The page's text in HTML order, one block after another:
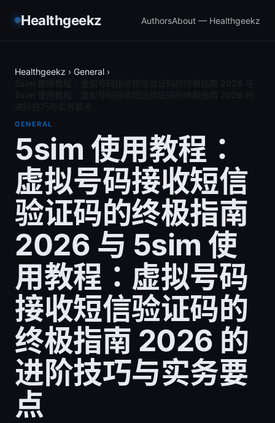
Healthgeekz AuthorsAbout — Healthgeekz
Healthgeekz › General ›
GENERAL
5sim 使用教程：
虚拟号码接收短信
验证码的终极指南
2026 与 5sim 使
用教程：虚拟号码
接收短信验证码的
终极指南 2026 的
进阶技巧与实务要
点